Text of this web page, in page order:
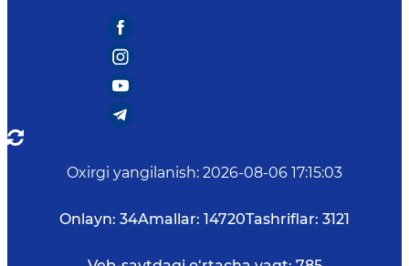
Oxirgi yangilanish: 2026-08-06 17:15:03
Onlayn: 34Amallar: 14720Tashriflar: 3121